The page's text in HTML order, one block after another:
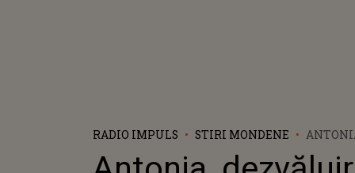
RADIO IMPULS STIRI MONDENE
MARIO